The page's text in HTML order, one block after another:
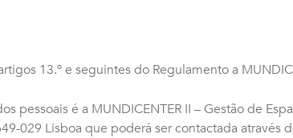
13.º e seguintes do Regulamento a
pessoais é a MUNDICENTER II – Gestão de
029 Lisboa que poderá ser contactada através